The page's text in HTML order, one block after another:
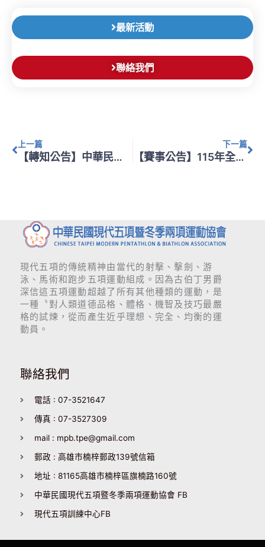
最新活動
聯絡我們
上一篇
【轉知公告】中華民國體育運動總會辦理「115年教練暨裁判增能進修研習會(第12梯次)高雄場」
下一篇
【賽事公告】115年全國城市盃現代五項跑步射擊錦標賽
現代五項的傳統精神由當代的射擊、擊劍、游
泳、馬術和跑步五項運動組成。因為古伯丁男爵
深信這五項運動超越了所有其他種類的運動，是
一種〝對人類道德品格、體格、機智及技巧最嚴
格的試煉，從而產生近乎理想、完全、均衡的運
動員。
聯絡我們
電話 : 07-3521647
傳真 : 07-3527309
mail : mpb.tpe@gmail.com
郵政 : 高雄市楠梓郵政139號信箱
地址 : 81165高雄市楠梓區旗楠路160號
中華民國現代五項暨冬季兩項運動協會 FB
現代五項訓練中心FB